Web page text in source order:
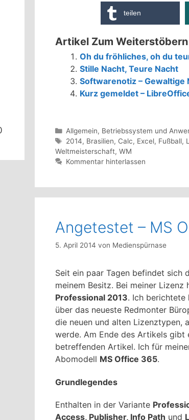
teilen
Artikel Zum Weiterstöbern
Oh du fröhliches, oh du
Stille Nacht, Teure Nacht
Softwarenotiz –
Kurz gemeldet –
Kategorien
Allgemein, Betriebssystem und
Schlagwörter
2014, Brasilien, Calc, Excel, Fußball,
Weltmeisterschaft, WM
Kommentar hinterlassen
Angetestet – MS
5. April 2014 von Medienspürnase
Seit ein paar Tagen befindet sich
meinem Besitz. Bei meiner Lizenz
Professional 2013. Ich berichtete
über das neueste Redmonter
die neuen und alten Lizenztypen,
werde. Am Ende des Artikels gibt
betreffenden Artikel. Ich für
Abomodell MS Office 365.
Grundlegendes
Enthalten in der Variante
Access, Publisher, Info Path und